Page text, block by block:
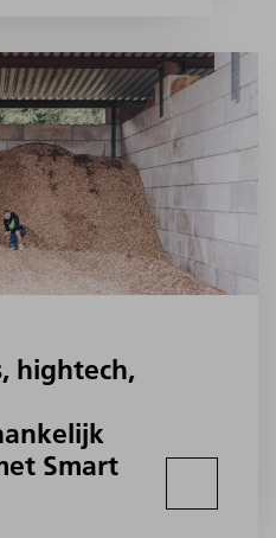
hightech,
Smart